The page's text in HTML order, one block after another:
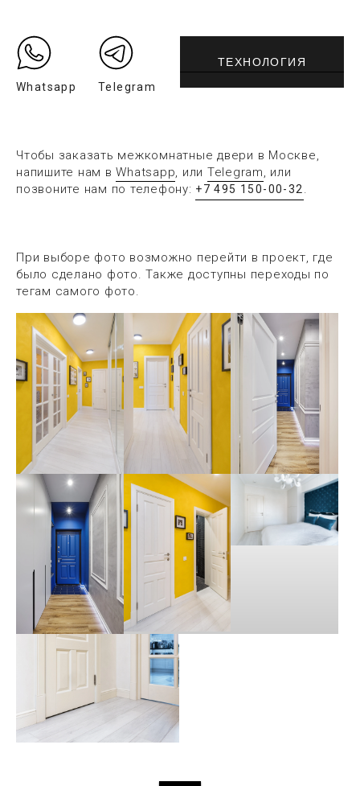
Whatsapp Telegram
ТЕХНОЛОГИЯ
Чтобы заказать межкомнатные двери в Москве,
напишите нам вWhatsapp, или Telegram, или
позвоните нам по телефону: +7 495 150-00-32 .
При выборе фото возможно перейти в проект, где
было сделано фото. Также доступны переходы по
тегам самого фото.